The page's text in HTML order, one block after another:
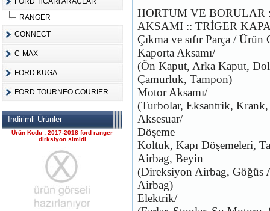
RANGER
CONNECT
C-MAX
FORD KUGA
FORD TOURNEO COURIER
İndirimli Ürünler
FORD CONNECT ÇIKMA
ÇELİK JANT CANT
komple motor
2017-2018 ford ranger 2.2
komple motor
Ürün Kodu : 2017-2018 ford ranger
dirksiyon simidi
HORTUM VE
AKSAMI :: TRİGER
Çıkma ve sıfır Parça / Ürün
Kaporta Aksamı/
(Ön Kaput, Arka Kaput,
Çamurluk, Tampon)
Motor Aksamı/
(Turbolar, Eksantrik,
Aksesuar/
Döşeme
Koltuk, Kapı Döşemeleri,
Airbag, Beyin
(Direksiyon Airbag, Göğüs
Airbag)
Elektrik/